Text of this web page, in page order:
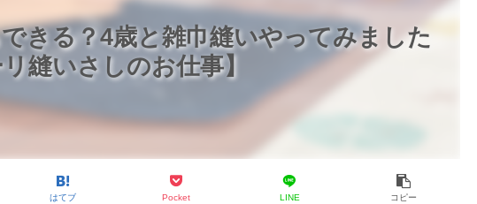
きる？4歳と雑巾縫いやってみました
縫いさしのお仕事】
はてブ Pocket LINE コピー